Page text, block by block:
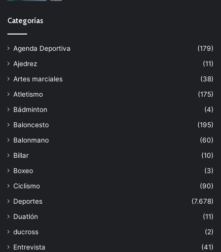
Categorías
Agenda Deportiva
(179)
Ajedrez
(11)
Artes marciales
(38)
Atletismo
(175)
Bádminton
(4)
Baloncesto
(195)
Balonmano
(60)
Billar
(10)
Boxeo
(3)
Ciclismo
(90)
Deportes
(7.678)
Duatlón
(11)
ducross
(2)
Entrevista
(41)